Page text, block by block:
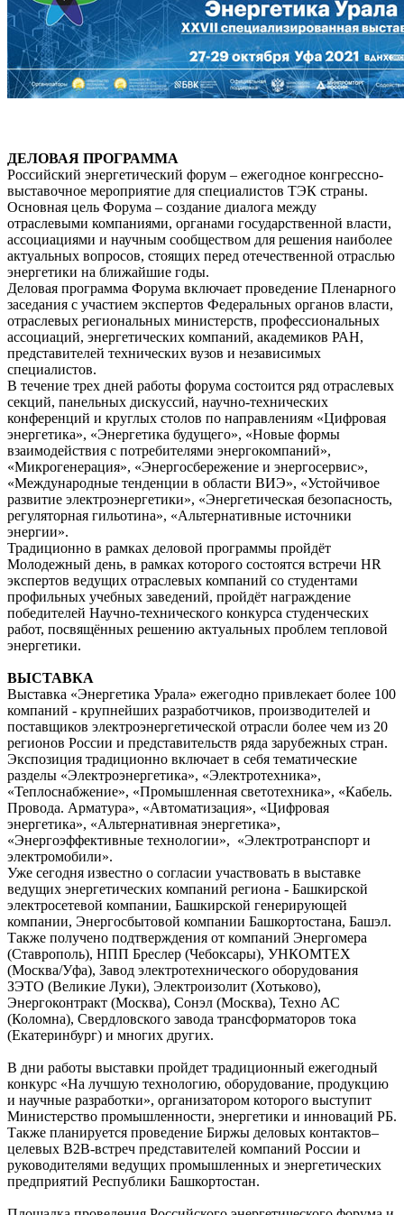
ДЕЛОВАЯ ПРОГРАММА
Российский энергетический форум – ежегодное конгрессно-
выставочное мероприятие для специалистов ТЭК страны.
Основная цель Форума – создание диалога между
отраслевыми компаниями, органами государственной власти,
ассоциациями и научным сообществом для решения наиболее
актуальных вопросов, стоящих перед отечественной отраслью
энергетики на ближайшие годы.
Деловая программа Форума включает проведение Пленарного
заседания с участием экспертов Федеральных органов власти,
отраслевых региональных министерств, профессиональных
ассоциаций, энергетических компаний, академиков РАН,
представителей технических вузов и независимых
специалистов.
В течение трех дней работы форума состоится ряд отраслевых
секций, панельных дискуссий, научно-технических
конференций и круглых столов по направлениям «Цифровая
энергетика», «Энергетика будущего», «Новые формы
взаимодействия с потребителями энергокомпаний»,
«Микрогенерация», «Энергосбережение и энергосервис»,
«Международные тенденции в области ВИЭ», «Устойчивое
развитие электроэнергетики», «Энергетическая безопасность,
регуляторная гильотина», «Альтернативные источники
энергии».
Традиционно в рамках деловой программы пройдёт
Молодежный день, в рамках которого состоятся встречи HR
экспертов ведущих отраслевых компаний со студентами
профильных учебных заведений, пройдёт награждение
победителей Научно-технического конкурса студенческих
работ, посвящённых решению актуальных проблем тепловой
энергетики.
ВЫСТАВКА
Выставка «Энергетика Урала» ежегодно привлекает более 100
компаний - крупнейших разработчиков, производителей и
поставщиков электроэнергетической отрасли более чем из 20
регионов России и представительств ряда зарубежных стран.
Экспозиция традиционно включает в себя тематические
разделы «Электроэнергетика», «Электротехника»,
«Теплоснабжение», «Промышленная светотехника», «Кабель.
Провода. Арматура», «Автоматизация», «Цифровая
энергетика», «Альтернативная энергетика»,
«Энергоэффективные технологии», «Электротранспорт и
электромобили».
Уже сегодня известно о согласии участвовать в выставке
ведущих энергетических компаний региона - Башкирской
электросетевой компании, Башкирской генерирующей
компании, Энергосбытовой компании Башкортостана, Башэл.
Также получено подтверждения от компаний Энергомера
(Ставрополь), НПП Бреслер (Чебоксары), УНКОМТЕХ
(Москва/Уфа), Завод электротехнического оборудования
ЗЭТО (Великие Луки), Электроизолит (Хотьково),
Энергоконтракт (Москва), Сонэл (Москва), Техно АС
(Коломна), Свердловского завода трансформаторов тока
(Екатеринбург) и многих других.
В дни работы выставки пройдет традиционный ежегодный
конкурс «На лучшую технологию, оборудование, продукцию
и научные разработки», организатором которого выступит
Министерство промышленности, энергетики и инноваций РБ.
Также планируется проведение Биржы деловых контактов–
целевых B2B-встреч представителей компаний России и
руководителями ведущих промышленных и энергетических
предприятий Республики Башкортостан.